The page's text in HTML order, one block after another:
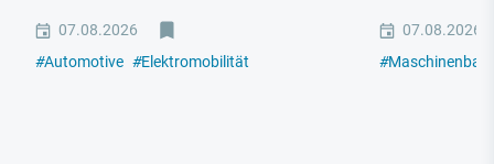
07.08.2026
#Automotive #Elektromobilität
07.08.2026
#Maschinenbau